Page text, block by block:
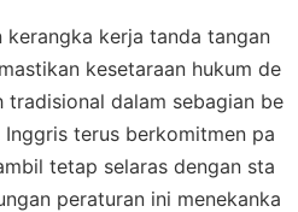
kerangka kerja tanda tangan
kesetaraan hukum de
tradisional dalam sebagian be
Inggris terus berkomitmen pa
tetap selaras dengan sta
peraturan ini menekanka